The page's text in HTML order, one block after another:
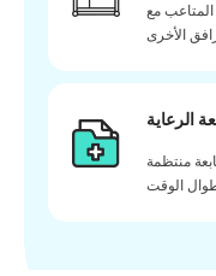
المتاعب مع
الأخرى
الرعاية
منتظمة
طوال الوقت